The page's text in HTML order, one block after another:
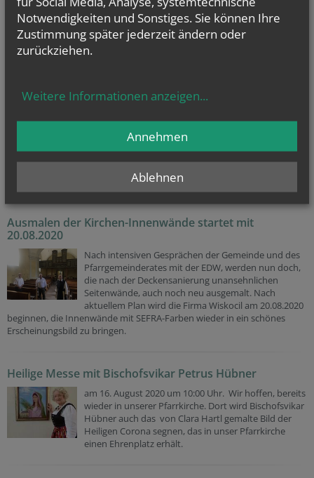
herausfordernden Zeiten große Freude. Mit traditioneller
Kleidung, wie Dirndln, Trachtenanzügen oder Lederhosen,
machen wir den Tag zu etwas Besonderem - das ist
wichtiger denn je! Ich bin dankbar für diese langjährige
und erfolgreiche Initiative unter dem Motto WIR TRAGEN
Gefeiert wird der Dirndlgwandsonntag traditionell immer rund um den
Schutzpatronin für Mägde, Bauern und Dienstboten, die immer in
Tracht dargestellt wird. Um diese Tradition hochzuhalten, bitten wir
unsere Pfarrgemeinde, am 13. September in Tracht an der Abendmesse
gemeinsame Agape im Pfarrhof.
Ausmalen der Kirchen-Innenwände startet mit
20.08.2020
Nach intensiven Gesprächen der Gemeinde und des
Pfarrgemeinderates mit der EDW, werden nun doch,
die nach der Deckensanierung unansehnlichen
Seitenwände, auch noch neu ausgemalt. Nach
aktuellem Plan wird die Firma Wiskocil am 20.08.2020
beginnen, die Innenwände mit SEFRA-Farben wieder in ein schönes
Erscheinungsbild zu bringen.
Heilige Messe mit Bischofsvikar Petrus Hübner
am 16. August 2020 um 10:00 Uhr. Wir hoffen, bereits
wieder in unserer Pfarrkirche. Dort wird Bischofsvikar
Hübner auch das von Clara Hartl gemalte Bild der
Heiligen Corona segnen, das in unser Pfarrkirche
einen Ehrenplatz erhält.
Notwendigkeiten und Sonstiges. Sie können Ihre
Zustimmung später jederzeit ändern oder
zurückziehen.
Weitere Informationen anzeigen...
Ablehnen
Annehmen